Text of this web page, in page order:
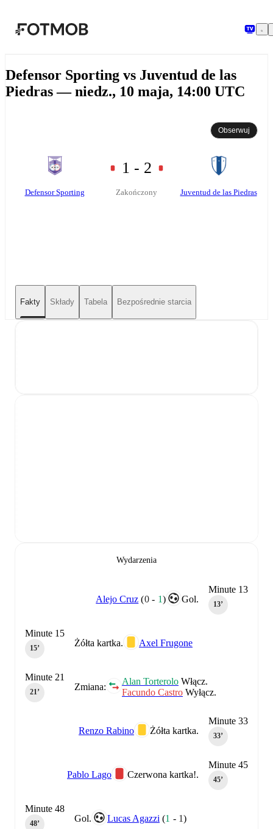
Defensor Sporting vs Juventud de las
Piedras — niedz., 10 maja, 14:00 UTC
Obserwuj
Defensor Sporting
1 - 2
Zakończony Juventud de las Piedras
Fakty Składy Tabela Bezpośrednie starcia
Wydarzenia
Minute 13
13‎’‎
Gol.
Alejo Cruz (0- 1)
Żółta kartka. Axel Frugone
Minute 15
15‎’‎
Zmiana:
Alan Torterolo Włącz.
Facundo Castro Wyłącz.
Minute 21
21‎’‎
Minute 33
33‎’‎
Żółta kartka.
Renzo Rabino
Minute 45
45‎’‎
Czerwona kartka!.
Pablo Lago
Gol. Lucas Agazzi (1 - 1)
Minute 48
48‎’‎